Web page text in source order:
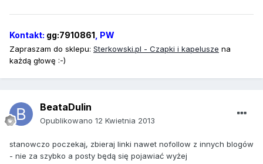
Kontakt: gg:7910861, PW
Zapraszam do sklepu: Sterkowski.pl - Czapki i kapelusze na
każdą głowę :-)
BeataDulin
Opublikowano 12 Kwietnia 2013
stanowczo poczekaj, zbieraj linki nawet nofollow z innych blogów
- nie za szybko a posty będą się pojawiać wyżej